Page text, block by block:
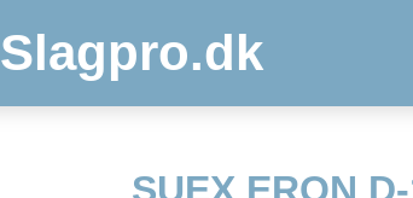
Slagpro.dk